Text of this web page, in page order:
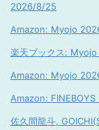
2026/8/25
Amazon: Myojo
楽天ブックス:
Amazon: Myojo
Amazon:
佐久間龍斗,